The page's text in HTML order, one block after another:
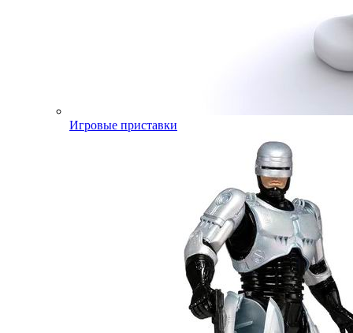
Игровые приставки